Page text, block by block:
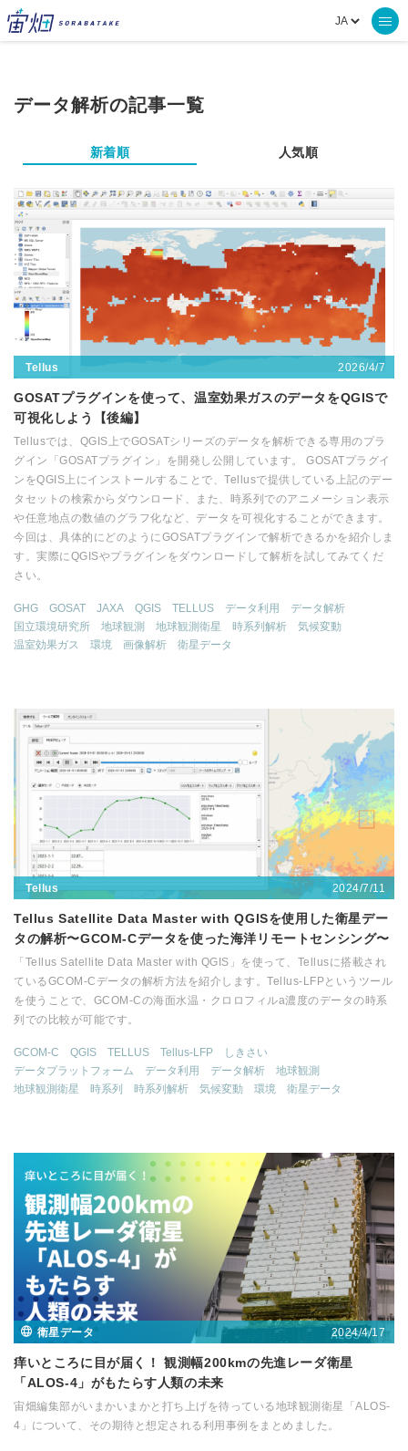
データ解析の記事一覧
新着順 人気順
Tellus 2026/4/7
GOSATプラグインを使って、温室効果ガスのデータをQGISで
可視化しよう【後編】
Tellusでは、QGIS上でGOSATシリーズのデータを解析できる専用のプラ
グイン「GOSATプラグイン」を開発し公開しています。 GOSATプラグイ
ンをQGIS上にインストールすることで、Tellusで提供している上記のデー
タセットの検索からダウンロード、また、時系列でのアニメーション表示
や任意地点の数値のグラフ化など、データを可視化することができます。
今回は、具体的にどのようにGOSATプラグインで解析できるかを紹介しま
す。実際にQGISやプラグインをダウンロードして解析を試してみてくだ
さい。
GHG GOSAT JAXA QGIS TELLUS データ利用
データ解析
国立環境研究所
地球観測 地球観測衛星 時系列解析
気候変動
温室効果ガス
環境 画像解析 衛星データ
Tellus 2024/7/11
Tellus Satellite Data Master with QGISを使用した衛星デー
タの解析〜GCOM-Cデータを使った海洋リモートセンシング〜
「Tellus Satellite Data Master with QGIS」を使って、Tellusに搭載され
ているGCOM-Cデータの解析方法を紹介します。Tellus-LFPというツール
を使うことで、GCOM-Cの海面水温・クロロフィルa濃度のデータの時系
列での比較が可能です。
GCOM-C QGIS TELLUS Tellus-LFP
しきさい
データプラットフォーム
データ利用 データ解析
地球観測
地球観測衛星
時系列 時系列解析 気候変動 環境 衛星データ
衛星データ 2024/4/17
痒いところに目が届く！ 観測幅200kmの先進レーダ衛星
「ALOS-4」がもたらす人類の未来
宙畑編集部がいまかいまかと打ち上げを待っている地球観測衛星「ALOS-
4」について、その期待と想定される利用事例をまとめました。